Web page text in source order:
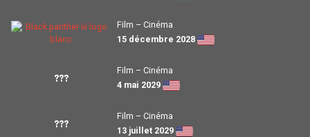
Film – Cinéma
15 décembre 2028
???
Film – Cinéma
4 mai 2029
???
Film – Cinéma
13 juillet 2029